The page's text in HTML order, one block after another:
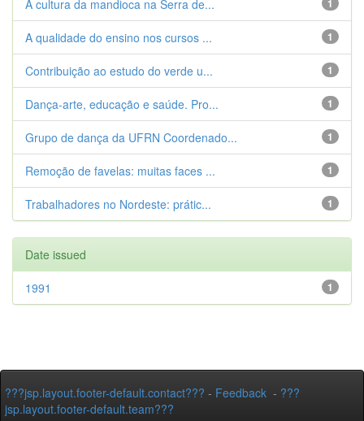
1
A cultura da mandioca na Serra de...
1
A qualidade do ensino nos cursos ...
1
Contribuição ao estudo do verde u...
1
Dança-arte, educação e saúde. Pro...
1
Grupo de dança da UFRN Coordenado...
1
Remoção de favelas: muitas faces ...
1
Trabalhadores no Nordeste: prátic...
Date issued
1
1991
???jsp.layout.footer-default.contact??? - Feedback - ???
jsp.layout.footer-default.team???